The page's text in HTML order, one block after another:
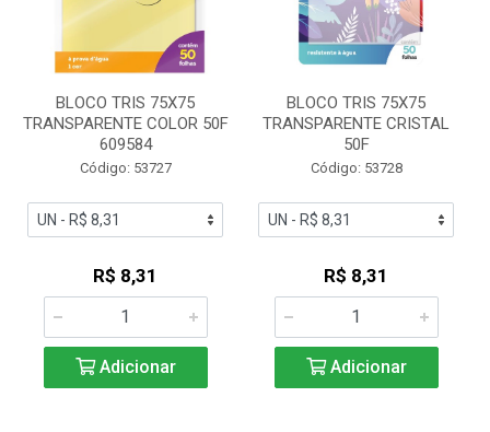
BLOCO TRIS 75X75
TRANSPARENTE COLOR 50F
609584
Código: 53727
R$ 8,31
Adicionar
BLOCO TRIS 75X75
TRANSPARENTE CRISTAL
50F
Código: 53728
R$ 8,31
Adicionar